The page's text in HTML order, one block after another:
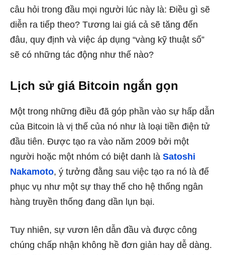
câu hỏi trong đầu mọi người lúc này là: Điều gì sẽ
diễn ra tiếp theo? Tương lai giá cả sẽ tăng đến
đâu, quy định và việc áp dụng “vàng kỹ thuật số”
sẽ có những tác động như thế nào?
Lịch sử giá Bitcoin ngắn gọn
Một trong những điều đã góp phần vào sự hấp dẫn
của Bitcoin là vị thế của nó như là loại tiền điện tử
đầu tiên. Được tạo ra vào năm 2009 bởi một
người hoặc một nhóm có biệt danh là Satoshi
Nakamoto, ý tưởng đằng sau việc tạo ra nó là để
phục vụ như một sự thay thế cho hệ thống ngân
hàng truyền thống đang dần lụn bại.
Tuy nhiên, sự vươn lên dẫn đầu và được công
chúng chấp nhận không hề đơn giản hay dễ dàng.